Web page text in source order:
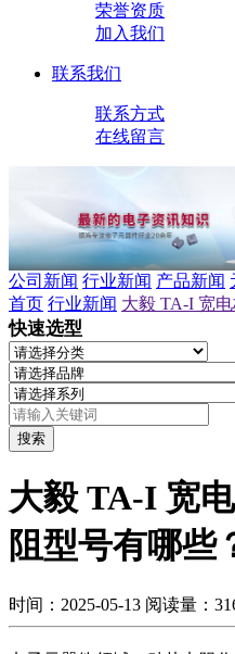
荣誉资质
加入我们
联系我们
联系方式
在线留言
公司新闻 行业新闻 产品新闻
首页 行业新闻 大毅 TA-I 宽
快速选型
搜索
大毅 TA-I 宽
阻型号有哪些
时间：2025-05-13 阅读量：